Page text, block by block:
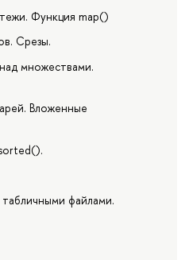
Функция map()
Срезы.
множествами.
Вложенные
файлами.